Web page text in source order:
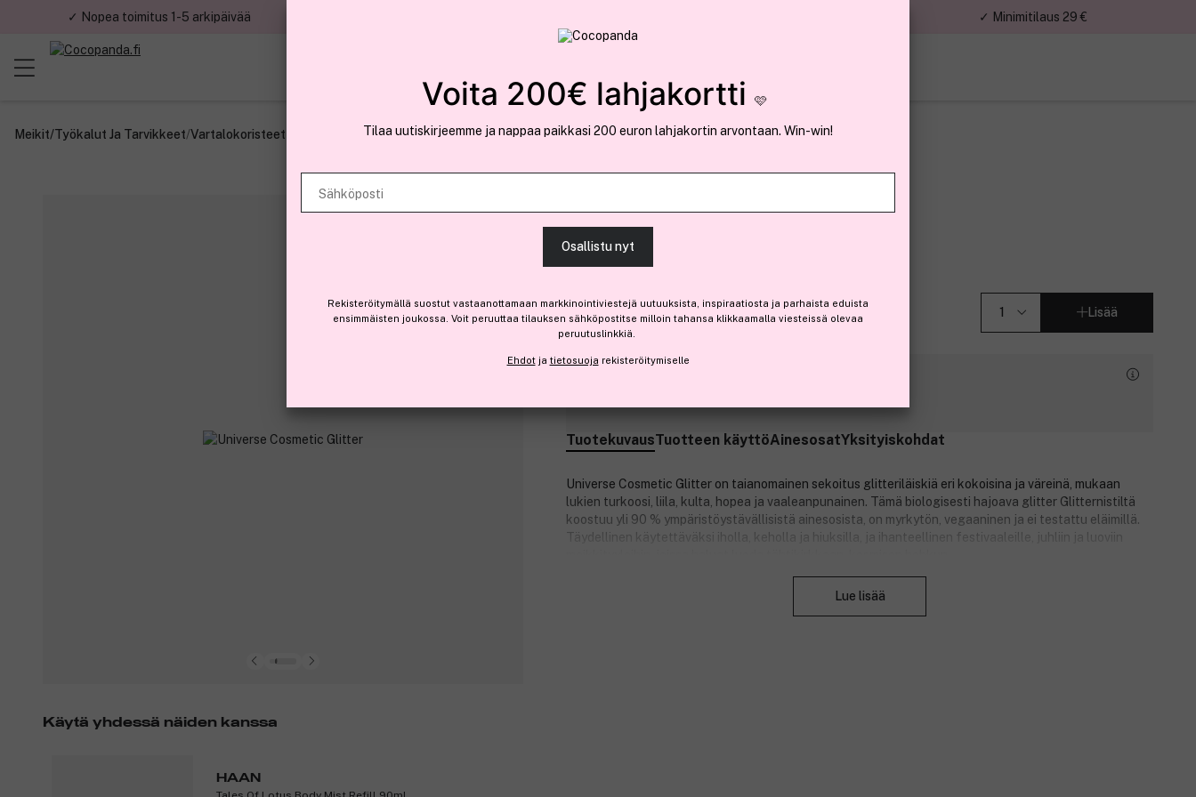
✓ Nopea toimitus 1-5 arkipäivää ✓ Minimitilaus 29 €
Meikit/Työkalut Ja Tarvikkeet/Vartalokoristeet
GLITTERNISTI
Universe Cosmetic Glitter
7,55 €
2,52 € / 1g
Lisää
TuotekuvausTuotteen käyttöAinesosatYksityiskohdat
Universe Cosmetic Glitter on taianomainen sekoitus glitteriläiskiä eri kokoisina ja väreinä, mukaan
lukien turkoosi, liila, kulta, hopea ja vaaleanpunainen. Tämä biologisesti hajoava glitter Glitternistiltä
koostuu yli 90 % ympäristöystävällisistä ainesosista, on myrkytön, vegaaninen ja ei testattu eläimillä.
Täydellinen käytettäväksi iholla, keholla ja hiuksilla, ja ihanteellinen festivaaleille, juhliin ja luoviin
Lue lisää
Käytä yhdessä näiden kanssa
HAAN
Voita 200€ lahjakortti 🩷
Tilaa uutiskirjeemme ja nappaa paikkasi 200 euron lahjakortin arvontaan. Win-win!
Sähköposti
Osallistu nyt
Rekisteröitymällä suostut vastaanottamaan markkinointiviestejä uutuuksista, inspiraatiosta ja parhaista eduista
ensimmäisten joukossa. Voit peruuttaa tilauksen sähköpostitse milloin tahansa klikkaamalla viesteissä olevaa
peruutuslinkkiä.
Ehdotja tietosuoja rekisteröitymiselle